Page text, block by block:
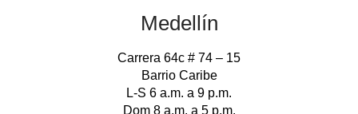
Medellín
Carrera 64c # 74 – 15
Barrio Caribe
L-S 6 a.m. a 9 p.m.
Dom 8 a.m. a 5 p.m.